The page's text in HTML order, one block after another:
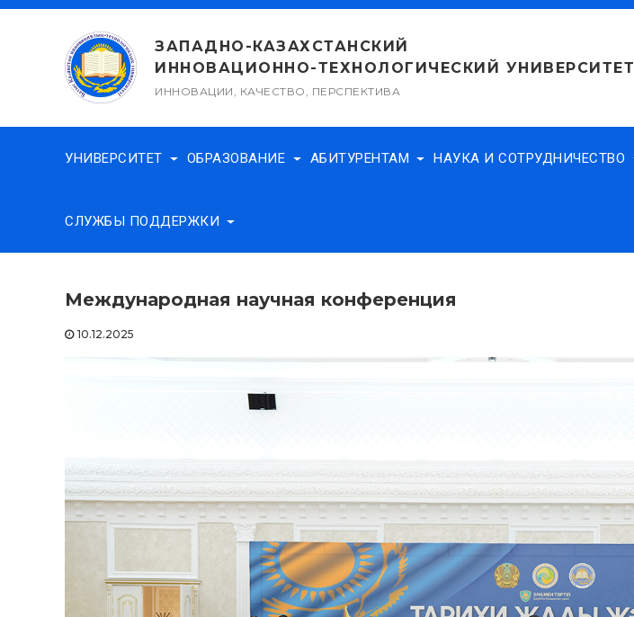
Перейти
содержимому
ЗАПАДНО-КАЗАХСТАНСКИЙ
ИННОВАЦИОННО-ТЕХНОЛОГИЧЕСКИЙ УНИВЕРСИТЕТ
ИННОВАЦИИ, КАЧЕСТВО, ПЕРСПЕКТИВА
УНИВЕРСИТЕТ ОБРАЗОВАНИЕ АБИТУРЕНТАМ НАУКА И СОТРУДНИЧЕСТВО
СЛУЖБЫ ПОДДЕРЖКИ
Международная научная конференция
10.12.2025